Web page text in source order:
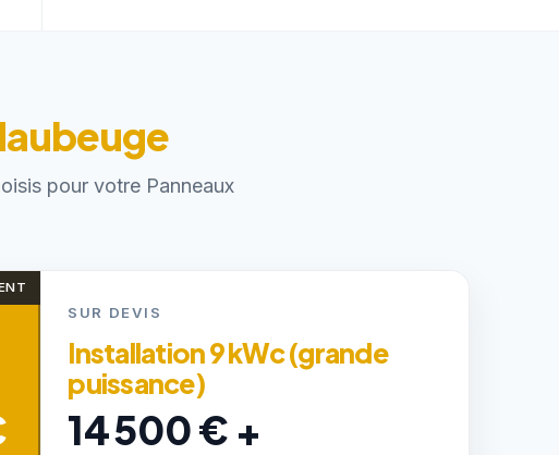
pour votre Panneaux
SUR DEVIS
Installation 9 kWc (grande
puissance)
14 500 € +